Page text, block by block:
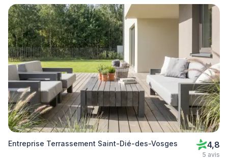
Entreprise Terrassement Saint-Dié-des-Vosges 4,8
5 avis